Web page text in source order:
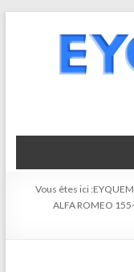
Vous êtes ici :EYQUEM
ALFA ROMEO